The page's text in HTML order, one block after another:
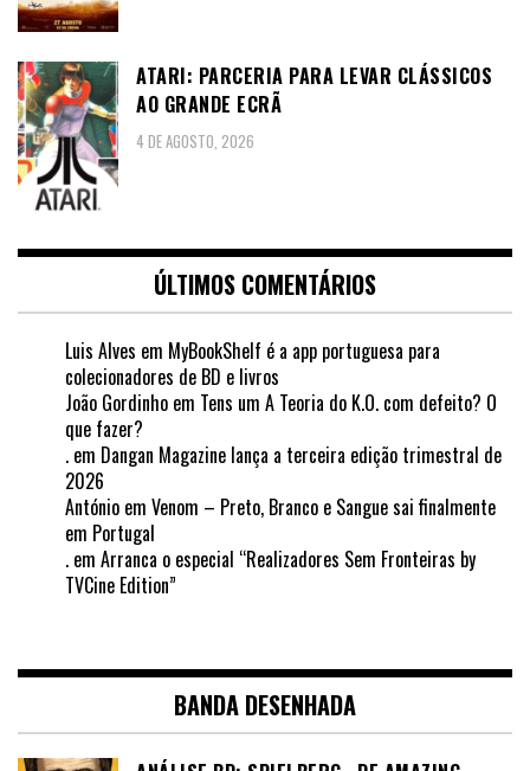
ATARI: PARCERIA PARA LEVAR CLÁSSICOS
AO GRANDE ECRÃ
4 DE AGOSTO, 2026
ÚLTIMOS COMENTÁRIOS
Luis Alves em MyBookShelf é a app portuguesa para
colecionadores de BD e livros
João Gordinho em Tens um A Teoria do K.O. com defeito? O
que fazer?
. em Dangan Magazine lança a terceira edição trimestral de
2026
António em Venom – Preto, Branco e Sangue sai finalmente
em Portugal
. em Arranca o especial “Realizadores Sem Fronteiras by
TVCine Edition”
BANDA DESENHADA